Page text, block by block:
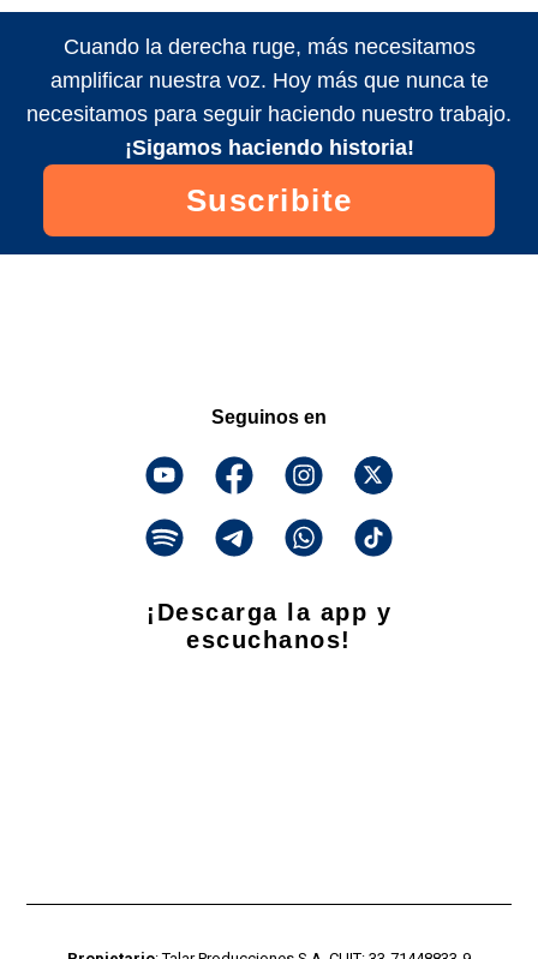
Cuando la derecha ruge, más necesitamos
amplificar nuestra voz. Hoy más que nunca te
necesitamos para seguir haciendo nuestro trabajo.
¡Sigamos haciendo historia!
Suscribite
Seguinos en
¡Descarga la app y
escuchanos!